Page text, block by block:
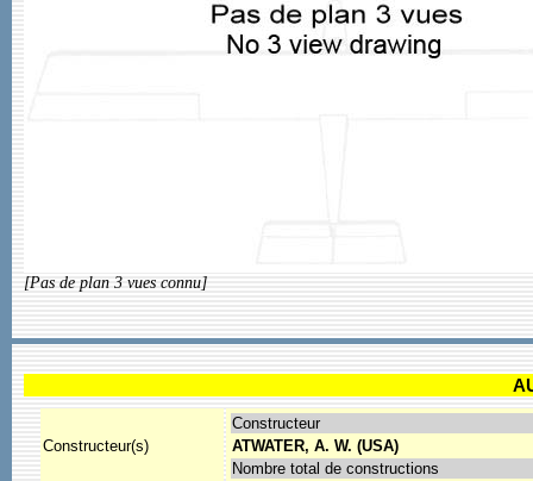
[Pas de plan 3 vues connu]
Constructeur(s)
Constructeur
ATWATER, A. W. (USA)
Nombre total de constructions